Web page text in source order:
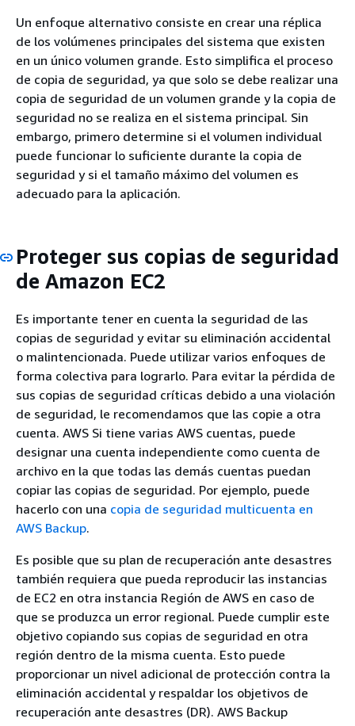
Un enfoque alternativo consiste en crear una réplica
de los volúmenes principales del sistema que existen
en un único volumen grande. Esto simplifica el proceso
de copia de seguridad, ya que solo se debe realizar una
copia de seguridad de un volumen grande y la copia de
seguridad no se realiza en el sistema principal. Sin
embargo, primero determine si el volumen individual
puede funcionar lo suficiente durante la copia de
seguridad y si el tamaño máximo del volumen es
adecuado para la aplicación.
Proteger sus copias de seguridad
de Amazon EC2
Es importante tener en cuenta la seguridad de las
copias de seguridad y evitar su eliminación accidental
o malintencionada. Puede utilizar varios enfoques de
forma colectiva para lograrlo. Para evitar la pérdida de
sus copias de seguridad críticas debido a una violación
de seguridad, le recomendamos que las copie a otra
cuenta. AWS Si tiene varias AWS cuentas, puede
designar una cuenta independiente como cuenta de
archivo en la que todas las demás cuentas puedan
copiar las copias de seguridad. Por ejemplo, puede
hacerlo con una copia de seguridad multicuenta en
AWS Backup.
Es posible que su plan de recuperación ante desastres
también requiera que pueda reproducir las instancias
de EC2 en otra instancia Región de AWS en caso de
que se produzca un error regional. Puede cumplir este
objetivo copiando sus copias de seguridad en otra
región dentro de la misma cuenta. Esto puede
proporcionar un nivel adicional de protección contra la
eliminación accidental y respaldar los objetivos de
recuperación ante desastres (DR). AWS Backup